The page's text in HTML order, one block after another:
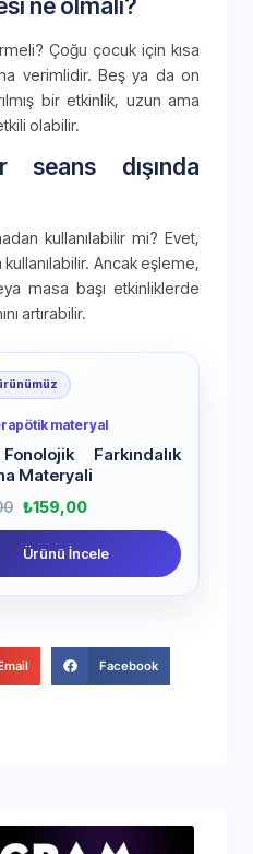
ne olmalı?
Çoğu çocuk için kısa
verimlidir. Beş ya da on
bir etkinlik, uzun ama
olabilir.
seans dışında
kullanılabilir mi? Evet,
Ancak eşleme,
masa başı etkinliklerde
artırabilir.
materyal
Farkındalık
Materyali
₺159,00
Ürünü İncele
Facebook